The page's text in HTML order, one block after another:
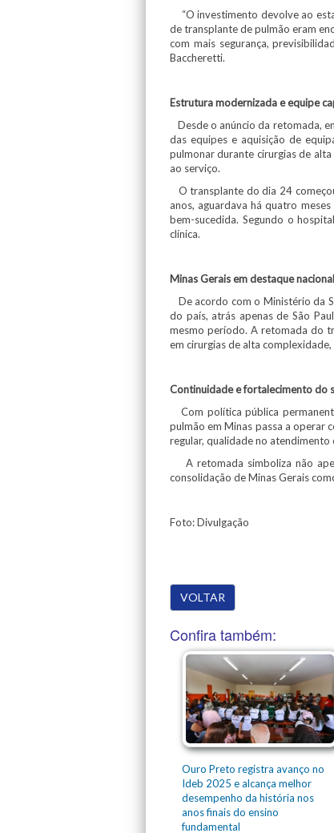
“O investimento devolve ao
de transplante de pulmão eram
com mais segurança,
Baccheretti.
Estrutura modernizada e equipe
Desde o anúncio da retomada,
das equipes e aquisição de
pulmonar durante cirurgias de
ao serviço.
O transplante do dia 24
anos, aguardava há quatro
bem-sucedida. Segundo o
clínica.
Minas Gerais em destaque nacional
De acordo com o Ministério da
do país, atrás apenas de São
mesmo período. A retomada do
em cirurgias de alta
Continuidade e fortalecimento do
Com política pública
pulmão em Minas passa a operar
regular, qualidade no atendimento
A retomada simboliza não
consolidação de Minas Gerais
Foto: Divulgação
VOLTAR
Confira também:
Ouro Preto registra avanço no
Ideb 2025 e alcança melhor
desempenho da história nos
anos finais do ensino
fundamental